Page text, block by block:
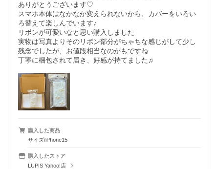
ありがとうございます♡
スマホ本体はなかなか変えられないから、カバーをいろい
ろ替えて楽しんでいます♪
リボンが可愛いなと思い購入しました
実物は写真よりそのリボン部分がちゃちな感じがして少し
残念でしたが、お値段相当なのかもですね
丁寧に梱包されて届き、好感が持てました♫
購入した商品
サイズ/iPhone15
購入したストア
LUPIS Yahoo!店